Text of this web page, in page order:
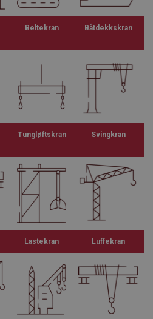
Beltekran Båtdekkskran
Tungløftskran Svingkran
Lastekran Luffekran